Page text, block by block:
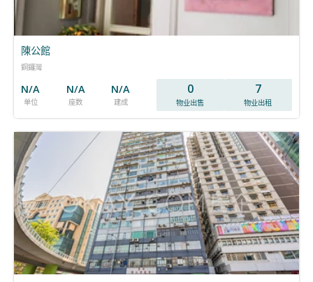
陳公館
銅鑼灣
N/A
单位
N/A
座数
N/A
建成
0
物业出售
7
物业出租